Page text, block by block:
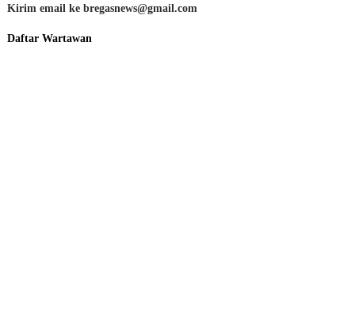
Kirim email ke bregasnews@gmail.com
Daftar Wartawan